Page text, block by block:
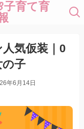
子育て育
気仮装｜0
の子
年6月14日